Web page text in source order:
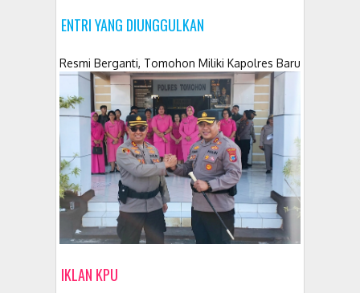
ENTRI YANG DIUNGGULKAN
Resmi Berganti, Tomohon Miliki Kapolres Baru
IKLAN KPU